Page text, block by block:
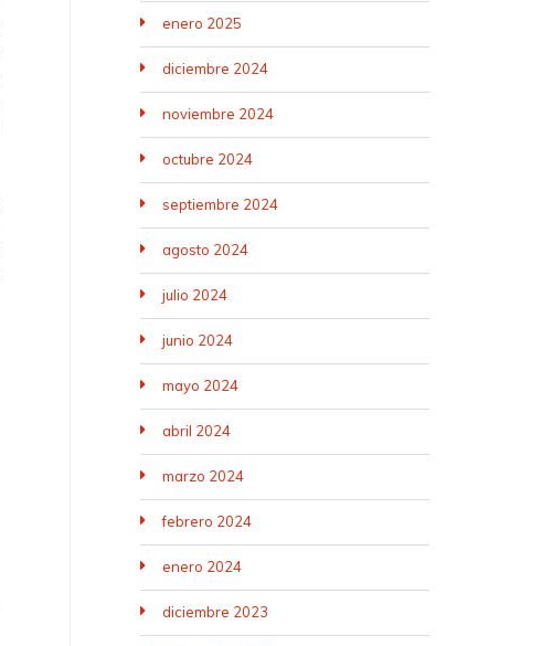
enero 2025
diciembre 2024
noviembre 2024
octubre 2024
septiembre 2024
agosto 2024
julio 2024
junio 2024
mayo 2024
abril 2024
marzo 2024
febrero 2024
enero 2024
diciembre 2023